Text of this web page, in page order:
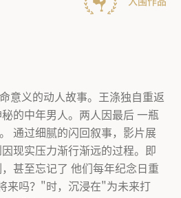
意义的动人故事。王涤独自重返
的中年男人。两人因最后 一瓶
通过细腻的闪回叙事，影片展
现实压力渐行渐远的过程。即
甚至忘记了 他们每年纪念日重
来吗？"时，沉浸在"为未来打